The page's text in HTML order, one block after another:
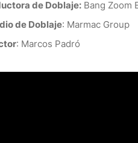
de Doblaje: Bang Zoom
de Doblaje: Marmac Group
: Marcos Padró